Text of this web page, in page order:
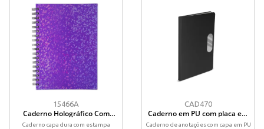
15466A
Caderno Holográfico Com
Pauta
Caderno capa dura com estampa
CAD470
Caderno em PU com placa em
metal
Caderno de anotações com capa em PU